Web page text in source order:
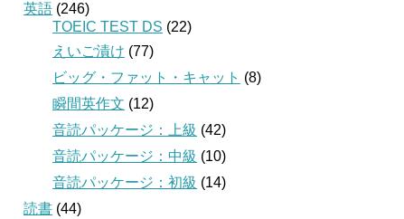
英語 (246)
TOEIC TEST DS (22)
えいご漬け (77)
ビッグ・ファット・キャット (8)
瞬間英作文 (12)
音読パッケージ：上級 (42)
音読パッケージ：中級 (10)
音読パッケージ：初級 (14)
読書 (44)